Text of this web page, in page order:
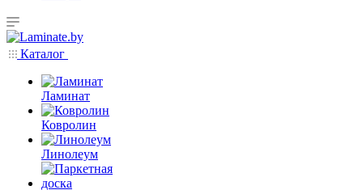
Каталог
Ламинат
Ковролин
Линолеум